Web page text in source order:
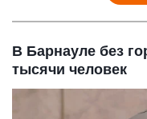
В Барнауле без
тысячи человек